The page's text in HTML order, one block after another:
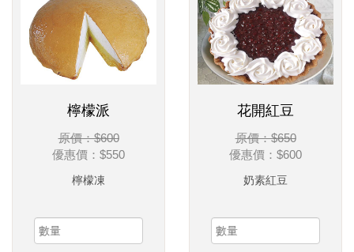
檸檬派
原價：$600
優惠價： $550
檸檬凍
花開紅豆
原價：$650
優惠價： $600
奶素紅豆